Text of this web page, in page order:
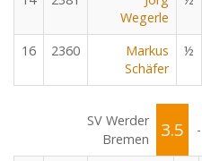
Wegerle
16 2360
Markus
Schäfer
½
SV Werder
Bremen
3.5 -